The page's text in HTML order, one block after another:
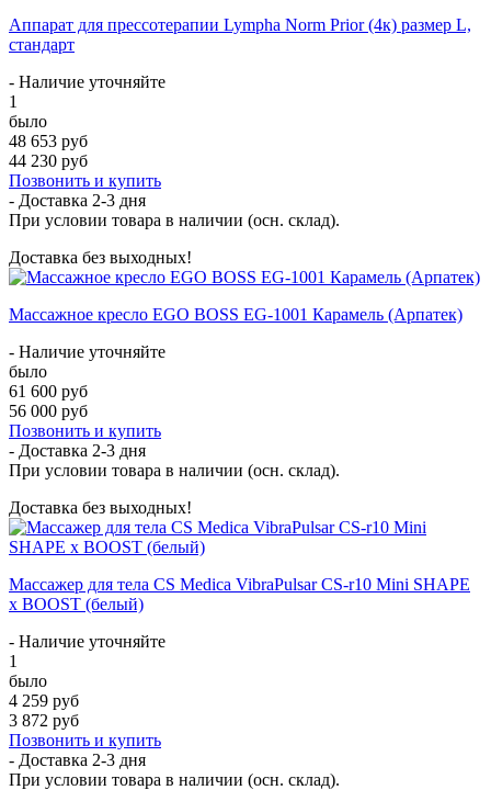
Аппарат для прессотерапии Lympha Norm Prior (4к) размер L,
стандарт
- Наличие уточняйте
1
было
48 653 руб
44 230 руб
Позвонить и купить
- Доставка 2-3 дня
При условии товара в наличии (осн. склад).
Доставка без выходных!
Массажное кресло EGO BOSS EG-1001 Карамель (Арпатек)
- Наличие уточняйте
было
61 600 руб
56 000 руб
Позвонить и купить
- Доставка 2-3 дня
При условии товара в наличии (осн. склад).
Доставка без выходных!
Массажер для тела CS Medica VibraPulsar CS-r10 Mini SHAPE
x BOOST (белый)
- Наличие уточняйте
1
было
4 259 руб
3 872 руб
Позвонить и купить
- Доставка 2-3 дня
При условии товара в наличии (осн. склад).